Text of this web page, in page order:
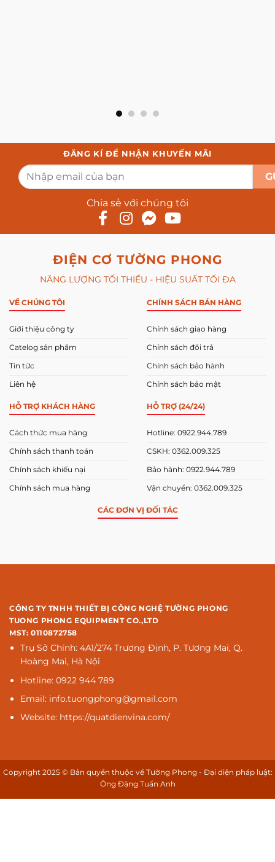
ĐĂNG KÍ ĐỂ NHẬN KHUYẾN MÃI
Chia sẻ với chúng tôi
ĐIỆN CƠ TƯỜNG PHONG
NĂNG LƯỢNG TỐI THIỂU - HIỆU SUẤT TỐI ĐA
VỀ CHÚNG TÔI
Giới thiệu công ty
Catelog sản phẩm
Tin tức
Liên hệ
CHÍNH SÁCH BÁN HÀNG
Chính sách giao hàng
Chính sách đổi trả
Chính sách bảo hành
Chính sách bảo mật
HỖ TRỢ KHÁCH HÀNG
Cách thức mua hàng
Chính sách thanh toán
Chính sách khiếu nại
Chính sách mua hàng
HỖ TRỢ (24/24)
Hotline: 0922.944.789
CSKH: 0362.009.325
Bảo hành: 0922.944.789
Vận chuyển: 0362.009.325
CÁC ĐƠN VỊ ĐỐI TÁC
CÔNG TY TNHH THIẾT BỊ CÔNG NGHỆ TƯỜNG PHONG
TUONG PHONG EQUIPMENT CO.,LTD
MST: 0110872758
Trụ Sở Chính: 4A1/274 Trương Định, P. Tương Mai, Q.
Hoàng Mai, Hà Nội
Hotline: 0922 944 789
Email: info.tuongphong@gmail.com
Website: https://quatdienvina.com/
Copyright 2025 © Bản quyền thuộc về Tường Phong - Đại diện pháp luật:
Ông Đặng Tuấn Anh